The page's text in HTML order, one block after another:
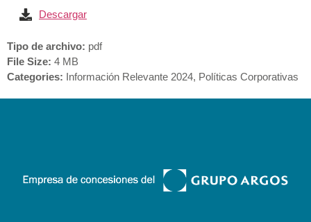
Descargar
Tipo de archivo: pdf
File Size: 4 MB
Categories: Información Relevante 2024, Políticas Corporativas